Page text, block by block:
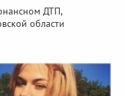
ДТП,
области